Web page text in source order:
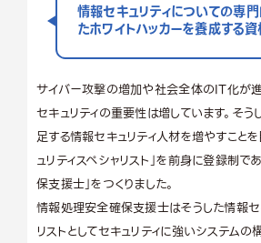
情報セキュリティについての専
たホワイトハッカーを養成する
サイバー攻撃の増加や社会全体のIT化が
セキュリティの重要性は増しています。そ
足する情報セキュリティ人材を増やすこと
ュリティスペシャリスト」を前身に登録制
保支援士」をつくりました。
情報処理安全確保支援士はそうした情報セ
リストとしてセキュリティに強いシステム